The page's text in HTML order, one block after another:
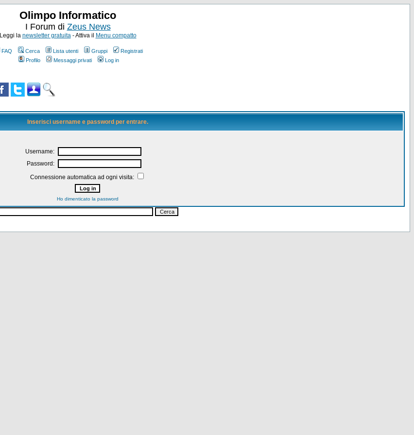
Olimpo Informatico
I Forum di Zeus News
Leggi la newsletter gratuita- Attiva il Menu compatto
FAQ Cerca Lista utenti Gruppi
Registrati
Profilo
Messaggi privati Log in
Inserisci username e password per entrare.
Username:
Password:
Connessione automatica ad ogni visita:
Ho dimenticato la password